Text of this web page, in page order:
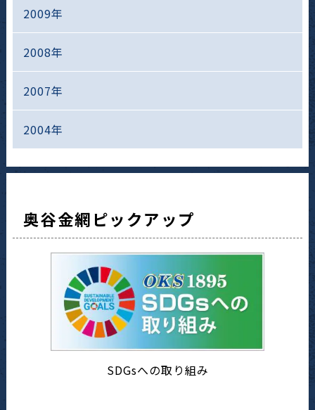
2009年
2008年
2007年
2004年
奥谷金網ピックアップ
SDGsへの取り組み